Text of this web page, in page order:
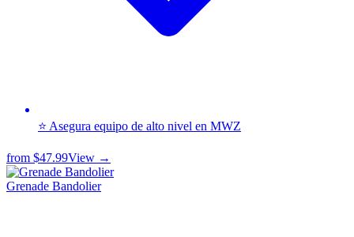
⭐ Asegura equipo de alto nivel en MWZ
from $47.99View →
Grenade Bandolier